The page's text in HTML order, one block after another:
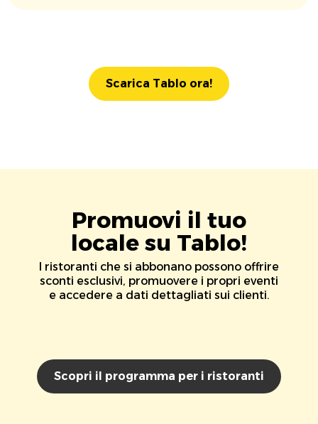
Scarica Tablo ora!
Promuovi il tuo
locale su Tablo!
I ristoranti che si abbonano possono offrire
sconti esclusivi, promuovere i propri eventi
e accedere a dati dettagliati sui clienti.
Scopri il programma per i ristoranti